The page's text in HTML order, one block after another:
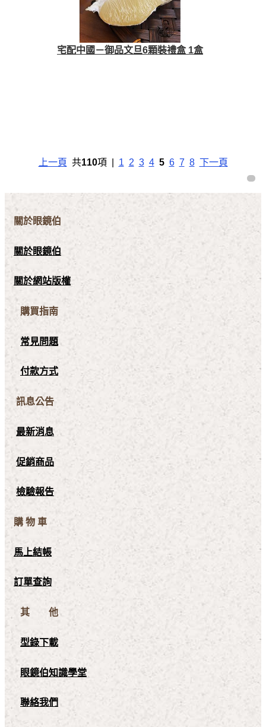
宅配中國－御品文旦6顆裝禮盒 1盒
上一頁 共110項 | 1 2 3 4 5 6 7 8 下一頁
關於眼鏡伯
關於眼鏡伯
關於網站版權
購買指南
常見問題
付款方式
訊息公告
最新消息
促銷商品
檢驗報告
購 物 車
馬上結帳
訂單查詢
其 他
型錄下載
眼鏡伯知識學堂
聯絡我們